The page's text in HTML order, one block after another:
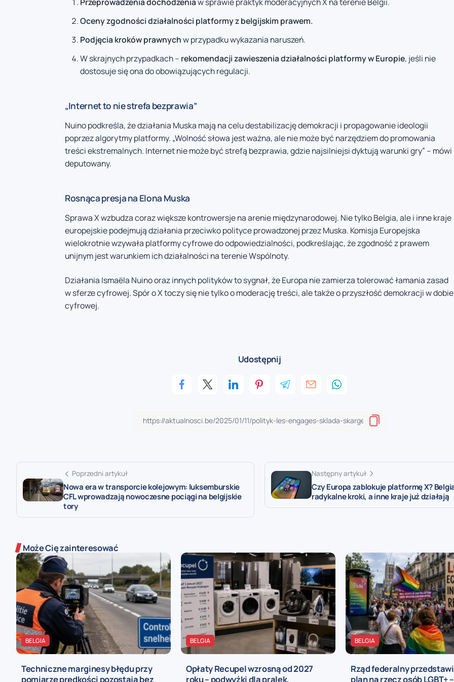
Oceny zgodności działalności platformy z belgijskim prawem.
Podjęcia kroków prawnychw przypadku wykazania naruszeń.
W skrajnych przypadkach – rekomendacji zawieszenia działalności platformy w Europie, jeśli nie
dostosuje się ona do obowiązujących regulacji.
„Internet to nie strefa bezprawia”
Nuino podkreśla, że działania Muska mają na celu destabilizację demokracji i propagowanie ideologii
poprzez algorytmy platformy. „Wolność słowa jest ważna, ale nie może być narzędziem do promowania
treści ekstremalnych. Internet nie może być strefą bezprawia, gdzie najsilniejsi dyktują warunki gry” – mówi
deputowany.
Rosnąca presja na Elona Muska
Sprawa X wzbudza coraz większe kontrowersje na arenie międzynarodowej. Nie tylko Belgia, ale i inne kraje
europejskie podejmują działania przeciwko polityce prowadzonej przez Muska. Komisja Europejska
wielokrotnie wzywała platformy cyfrowe do odpowiedzialności, podkreślając, że zgodność z prawem
unijnym jest warunkiem ich działalności na terenie Wspólnoty.
Działania Ismaëla Nuino oraz innych polityków to sygnał, że Europa nie zamierza tolerować łamania zasad
w sferze cyfrowej. Spór o X toczy się nie tylko o moderację treści, ale także o przyszłość demokracji w dobie
cyfrowej.
Udostępnij
Poprzedni artykuł
Nowa era w transporcie kolejowym: luksemburskie
CFL wprowadzają nowoczesne pociągi na belgijskie
tory
Następny artykuł
Czy Europa zablokuje platformę X?
radykalne kroki, a inne kraje już działają
Może Cię zainteresować
BELGIA
Techniczne marginesy błędu przy
pomiarze prędkości pozostają bez
BELGIA
Opłaty Recupel wzrosną od 2027
roku – podwyżki dla pralek,
BELGIA
Rząd federalny
plan na rzecz osób LGBT+